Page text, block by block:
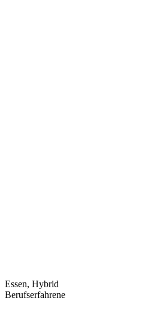
Essen, Hybrid
Berufserfahrene